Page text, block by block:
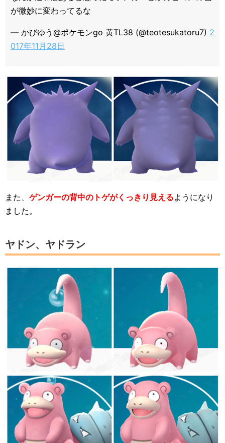
が微妙に変わってるな
— かびゆう@ポケモンgo 黄TL38 (@teotesukatoru7) 2
017年11月28日
また、 ゲンガーの背中のトゲがくっきり見えるようになり
ました。
ヤドン、ヤドラン